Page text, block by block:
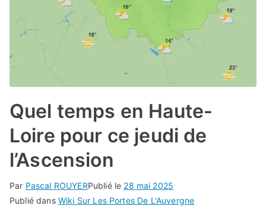
Quel temps en Haute-
Loire pour ce jeudi de
l’Ascension
Par Pascal ROUYERPublié le 28 mai 2025
Publié dans Wiki Sur Les Portes De L'Auvergne